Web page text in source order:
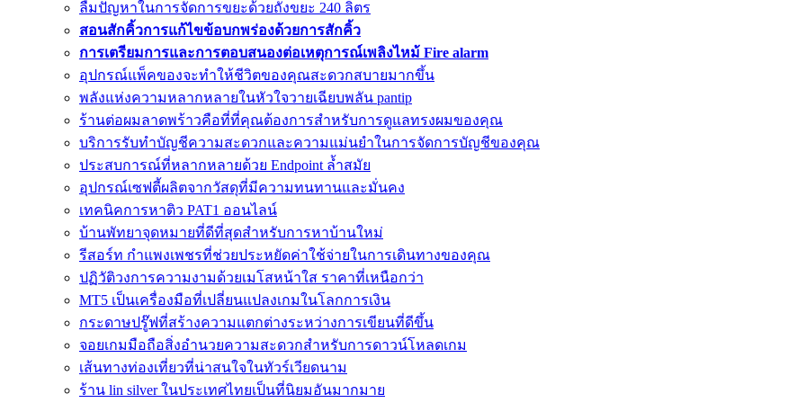
ลืมปัญหาในการจัดการขยะด้วยถังขยะ 240 ลิตร
สอนสักคิ้วการแก้ไขข้อบกพร่องด้วยการสักคิ้ว
การเตรียมการและการตอบสนองต่อเหตุการณ์เพลิงไหม้ Fire alarm
อุปกรณ์แพ็คของจะทำให้ชีวิตของคุณสะดวกสบายมากขึ้น
พลังแห่งความหลากหลายในหัวใจวายเฉียบพลัน pantip
ร้านต่อผมลาดพร้าวคือที่ที่คุณต้องการสำหรับการดูแลทรงผมของคุณ
บริการรับทำบัญชีความสะดวกและความแม่นยำในการจัดการบัญชีของคุณ
ประสบการณ์ที่หลากหลายด้วย Endpoint ล้ำสมัย
อุปกรณ์เซฟตี้ผลิตจากวัสดุที่มีความทนทานและมั่นคง
เทคนิคการหาติว PAT1 ออนไลน์
บ้านพัทยาจุดหมายที่ดีที่สุดสำหรับการหาบ้านใหม่
รีสอร์ท กำแพงเพชรที่ช่วยประหยัดค่าใช้จ่ายในการเดินทางของคุณ
ปฏิวัติวงการความงามด้วยเมโสหน้าใส ราคาที่เหนือกว่า
MT5 เป็นเครื่องมือที่เปลี่ยนแปลงเกมในโลกการเงิน
กระดาษปรู๊ฟที่สร้างความแตกต่างระหว่างการเขียนที่ดีขึ้น
จอยเกมมือถือสิ่งอำนวยความสะดวกสำหรับการดาวน์โหลดเกม
เส้นทางท่องเที่ยวที่น่าสนใจในทัวร์เวียดนาม
ร้าน lin silver ในประเทศไทยเป็นที่นิยมอันมากมาย